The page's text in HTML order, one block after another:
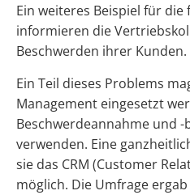
Ein weiteres Beispiel für
informieren die
Beschwerden ihrer Kunden.
Ein Teil dieses Problems
Management eingesetzt
Beschwerdeannahme und
verwenden. Eine
sie das CRM (Customer
möglich. Die Umfrage